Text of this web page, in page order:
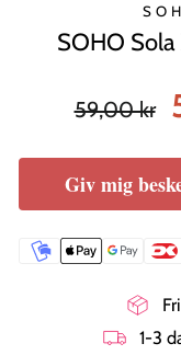
SOHO
pris
59,00 kr
Giv mig
1-3